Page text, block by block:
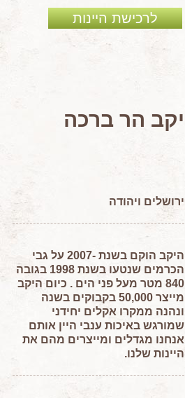
לרכישת היינות
יקב הר ברכה
ירושלים ויהודה
היקב הוקם בשנת -2007 על גבי
הכרמים שנטעו בשנת 1998 בגובה
840 מטר מעל פני הים . כיום היקב
מייצר 50,000 בקבוקים בשנה
ונהנה ממקרו אקלים יחידני
שמורגש באיכות ענבי היין אותם
אנחנו מגדלים ומייצרים מהם את
היינות שלנו.